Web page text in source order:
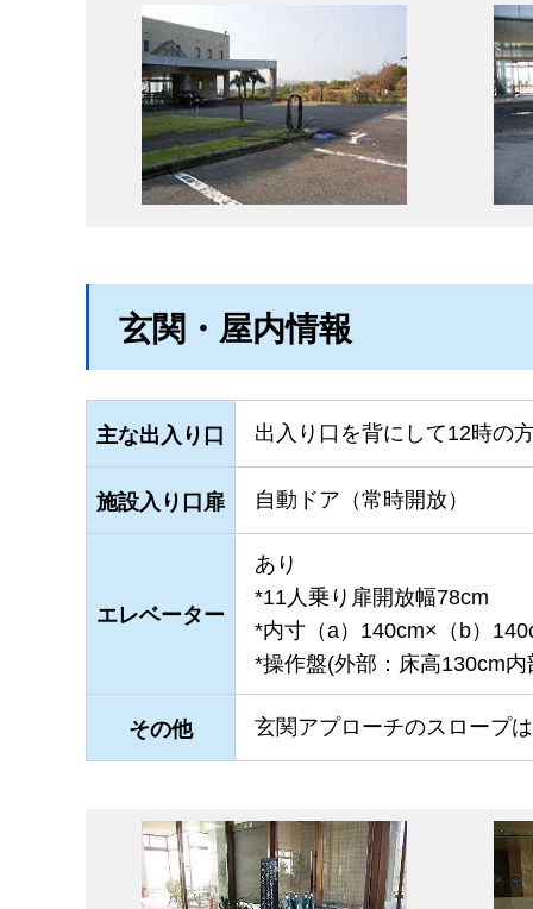
玄関・屋内情報
主な出入り口 出入り口を背にして12時の
施設入り口扉 自動ドア（常時開放）
エレベーター
あり
*11人乗り扉開放幅78cm
*内寸（a）140cm×（b）
*操作盤(外部：床高130cm
その他 玄関アプローチのスロープ